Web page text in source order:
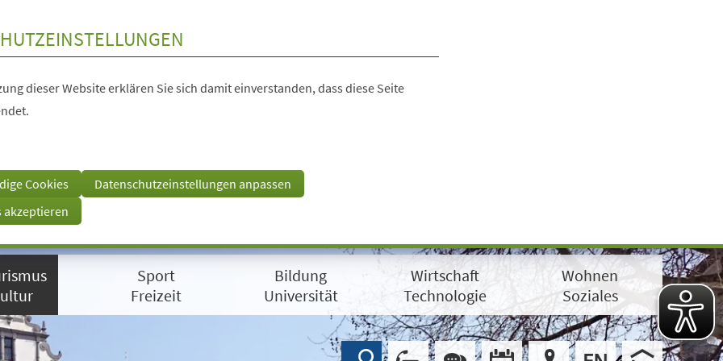
dieser Website erklären Sie sich damit einverstanden, dass diese Seite
Cookies
Datenschutzeinstellungen anpassen
akzeptieren
Sport
Freizeit
Bildung
Universität
Wirtschaft
Technologie
Wohnen
Soziales